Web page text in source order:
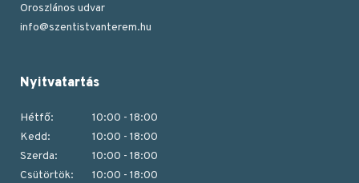
Oroszlános udvar
info@szentistvanterem.hu
Nyitvatartás
Hétfő:
10:00 - 18:00
Kedd:
10:00 - 18:00
Szerda:
10:00 - 18:00
Csütörtök:
10:00 - 18:00